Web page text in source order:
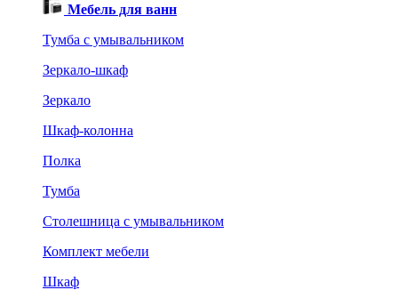
Мебель для ванн
Тумба с умывальником
Зеркало-шкаф
Зеркало
Шкаф-колонна
Полка
Тумба
Столешница с умывальником
Комплект мебели
Шкаф